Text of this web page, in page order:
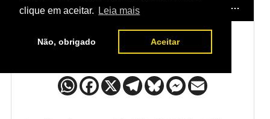
clique em aceitar.
Leia mais
Não, obrigado Aceitar
HOME EVENTO / UFC 239
Pannie Kianzad x Julia Avila